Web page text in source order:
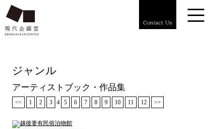
ジャンル
アーティストブック・作品集
<< 1 2 3 4 5 6 7 8 9 10 11 12 >>